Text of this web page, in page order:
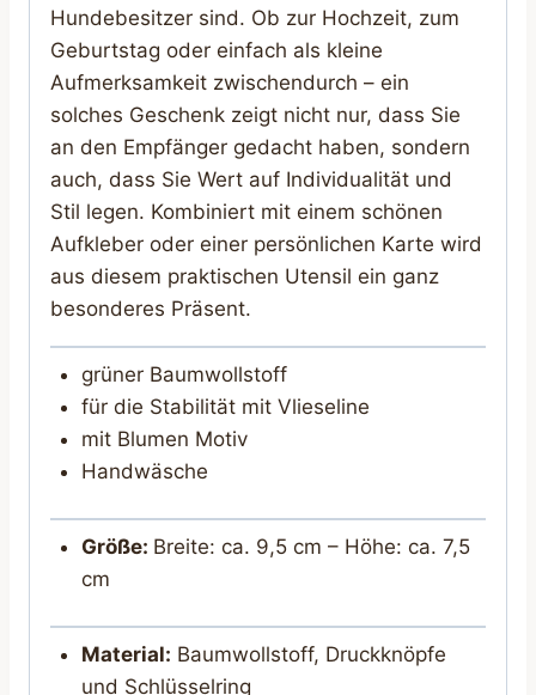
Hundebesitzer sind. Ob zur Hochzeit, zum
Geburtstag oder einfach als kleine
Aufmerksamkeit zwischendurch – ein
solches Geschenk zeigt nicht nur, dass Sie
an den Empfänger gedacht haben, sondern
auch, dass Sie Wert auf Individualität und
Stil legen. Kombiniert mit einem schönen
Aufkleber oder einer persönlichen Karte wird
aus diesem praktischen Utensil ein ganz
besonderes Präsent.
grüner Baumwollstoff
für die Stabilität mit Vlieseline
mit Blumen Motiv
Handwäsche
Größe: Breite: ca. 9,5 cm – Höhe: ca. 7,5
cm
Material: Baumwollstoff, Druckknöpfe
und Schlüsselring